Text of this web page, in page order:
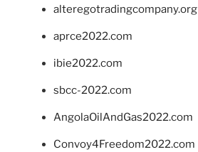
alteregotradingcompany.org
aprce2022.com
ibie2022.com
sbcc-2022.com
AngolaOilAndGas2022.com
Convoy4Freedom2022.com